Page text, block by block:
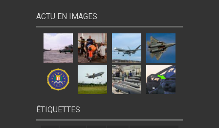
ACTU EN IMAGES
ÉTIQUETTES